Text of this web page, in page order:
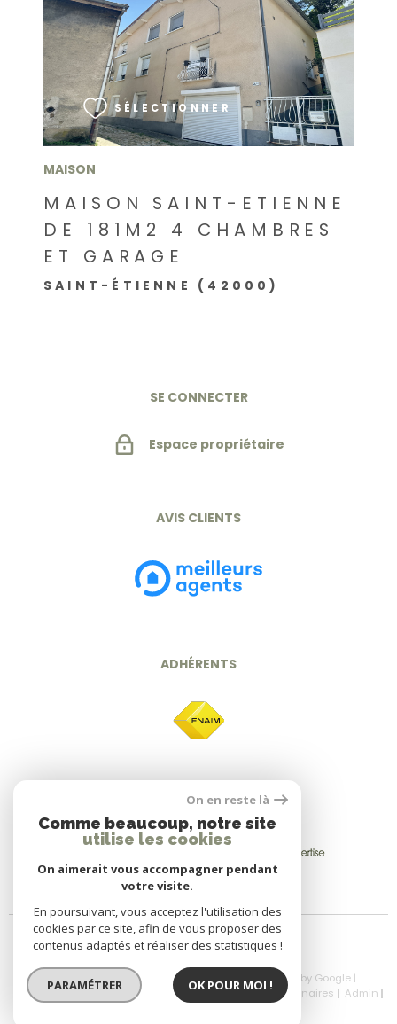
MAISON
MAISON SAINT-ETIENNE
DE 181M2 4 CHAMBRES
ET GARAGE
SAINT-ÉTIENNE (42000)
SÉLECTIONNER
VOIR LE BIEN
SE CONNECTER
Espace propriétaire
AVIS CLIENTS
ADHÉRENTS
© 2026 | Tous droits réservés | Traduction powered by Google |
Nos Honoraires
Plan Du Site Mentions Légales Partenaires
Admin
On en reste là
Comme beaucoup, notre site
utilise les cookies
On aimerait vous accompagner pendant
votre visite.
En poursuivant, vous acceptez l'utilisation des
cookies par ce site, afin de vous proposer des
contenus adaptés et réaliser des statistiques !
PARAMÉTRER OK POUR MOI !